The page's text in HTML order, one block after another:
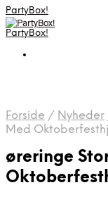
PartyBox!
PartyBox!
Forside / Nyheder
Med
øreringe